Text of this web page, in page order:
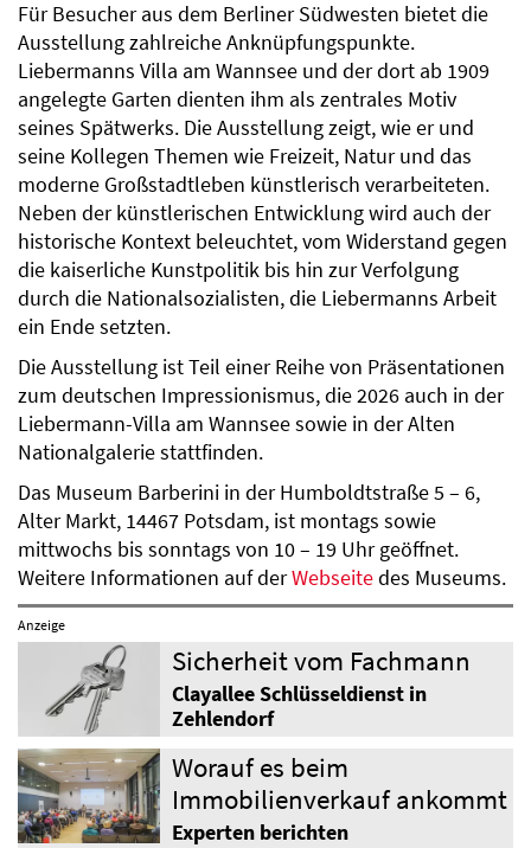
Für Besucher aus dem Berliner Südwesten bietet die
Ausstellung zahlreiche Anknüpfungspunkte.
Liebermanns Villa am Wannsee und der dort ab 1909
angelegte Garten dienten ihm als zentrales Motiv
seines Spätwerks. Die Ausstellung zeigt, wie er und
seine Kollegen Themen wie Freizeit, Natur und das
moderne Großstadtleben künstlerisch verarbeiteten.
Neben der künstlerischen Entwicklung wird auch der
historische Kontext beleuchtet, vom Widerstand gegen
die kaiserliche Kunstpolitik bis hin zur Verfolgung
durch die Nationalsozialisten, die Liebermanns Arbeit
ein Ende setzten.
Die Ausstellung ist Teil einer Reihe von Präsentationen
zum deutschen Impressionismus, die 2026 auch in der
Liebermann-Villa am Wannsee sowie in der Alten
Nationalgalerie stattfinden.
Das Museum Barberini in der Humboldtstraße 5 – 6,
Alter Markt, 14467 Potsdam, ist montags sowie
mittwochs bis sonntags von 10 – 19 Uhr geöffnet.
Weitere Informationen auf derWebseitedes Museums.
Anzeige
Sicherheit vom Fachmann
Clayallee Schlüsseldienst in
Zehlendorf
Worauf es beim
Immobilienverkauf ankommt
Experten berichten